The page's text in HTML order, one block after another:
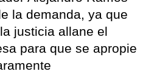
la demanda, ya que
justicia allane el
para que se apropie